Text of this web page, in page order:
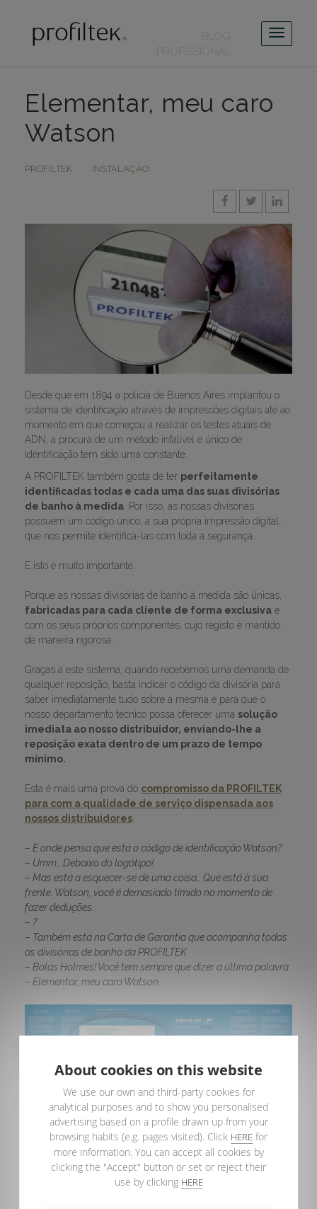
BLOG
PROFISSIONAL
Elementar, meu caro
Watson
PROFILTEK INSTALAÇÃO
Desde que em 1894 a policia de Buenos Aires implantou o
sistema de identificação através de impressões digitais até ao
momento em que começou a realizar os testes atuais de
ADN, a procura de um método infalível e único de
identificação tem sido uma constante.
A PROFILTEK também gosta de ter perfeitamente
identificadas todas e cada uma das suas divisórias
de banho à medida. Por isso, as nossas divisórias
possuem um código único, a sua própria impressão digital,
que nos permite identificá-las com toda a segurança.
E isto é muito importante.
Porque as nossas divisórias de banho à medida são únicas,
fabricadas para cada cliente de forma exclusiva e
com os seus próprios componentes, cujo registo é mantido
de maneira rigorosa.
Graças a este sistema, quando recebemos uma demanda de
qualquer reposição, basta indicar o código da divisória para
saber imediatamente tudo sobre a mesma e para que o
nosso departamento técnico possa oferecer uma solução
imediata ao nosso distribuidor, enviando-lhe a
reposição exata dentro de um prazo de tempo
mínimo.
Esta é mais uma prova do compromisso da PROFILTEK
para com a qualidade de serviço dispensada aos
nossos distribuidores.
– E onde pensa que está o código de identificação Watson?
– Umm… Debaixo do logótipo!
– Mas está a esquecer-se de uma coisa… Que está à sua
frente. Watson, você é demasiado tímido no momento de
fazer deduções.
– ?
– Também está na Carta de Garantia que acompanha todas
as divisórias de banho da PROFILTEK
– Bolas Holmes! Você tem sempre que dizer a última palavra.
– Elementar, meu caro Watson
Carta de Garantia que acompanha todas as divisórias de
banho da PROFILTEK
About cookies on this website
We use our own and third-party cookies for
analytical purposes and to show you personalised
advertising based on a profile drawn up from your
browsing habits (e.g. pages visited). Click HERE for
more information. You can accept all cookies by
clicking the "Accept" button or set or reject their
use by clicking HERE